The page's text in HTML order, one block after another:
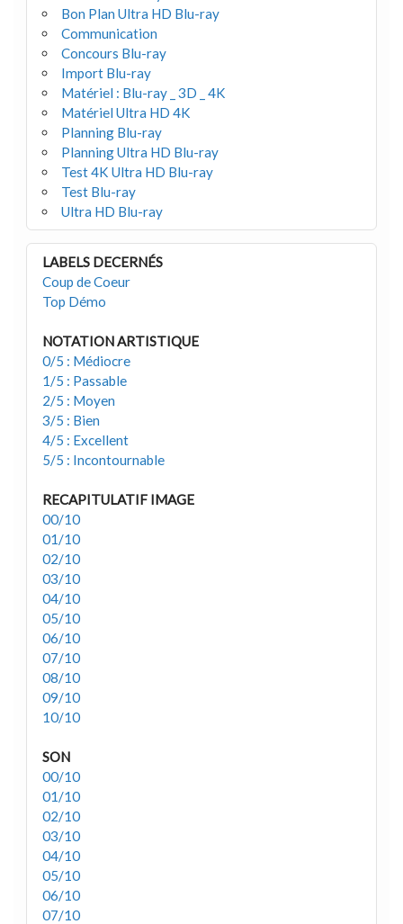
Bon Plan Ultra HD Blu-ray
Communication
Concours Blu-ray
Import Blu-ray
Matériel : Blu-ray _ 3D _ 4K
Matériel Ultra HD 4K
Planning Blu-ray
Planning Ultra HD Blu-ray
Test 4K Ultra HD Blu-ray
Test Blu-ray
Ultra HD Blu-ray
LABELS DECERNÉS
Coup de Coeur
Top Démo
NOTATION ARTISTIQUE
0/5 : Médiocre
1/5 : Passable
2/5 : Moyen
3/5 : Bien
4/5 : Excellent
5/5 : Incontournable
RECAPITULATIF IMAGE
00/10
01/10
02/10
03/10
04/10
05/10
06/10
07/10
08/10
09/10
10/10
SON
00/10
01/10
02/10
03/10
04/10
05/10
06/10
07/10